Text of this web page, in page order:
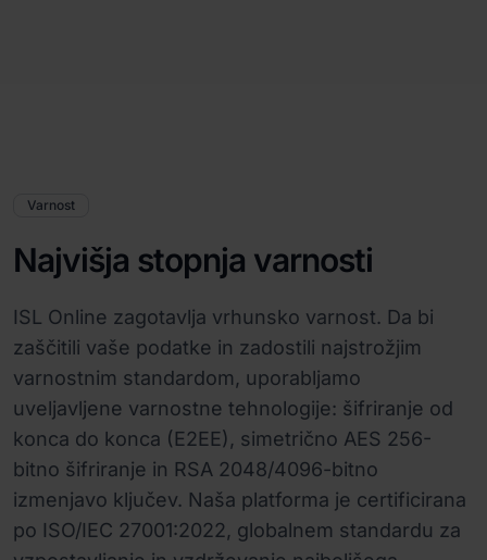
Varnost
Najvišja stopnja varnosti
ISL Online zagotavlja vrhunsko varnost. Da bi
zaščitili vaše podatke in zadostili najstrožjim
varnostnim standardom, uporabljamo
uveljavljene varnostne tehnologije: šifriranje od
konca do konca (E2EE), simetrično AES 256-
bitno šifriranje in RSA 2048/4096-bitno
izmenjavo ključev. Naša platforma je certificirana
po ISO/IEC 27001:2022, globalnem standardu za